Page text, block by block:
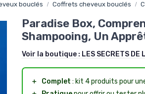
bouclés Coffrets cheveux bouclés
Paradise Box,
Shampooing, Un
Voir la boutique : LES SECRETS DE
＋ Complet : kit 4 produits pour